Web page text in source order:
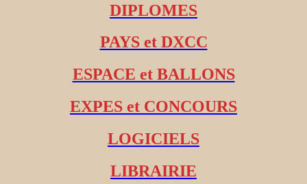
DIPLOMES
PAYS et DXCC
ESPACE et BALLONS
EXPES et CONCOURS
LOGICIELS
LIBRAIRIE